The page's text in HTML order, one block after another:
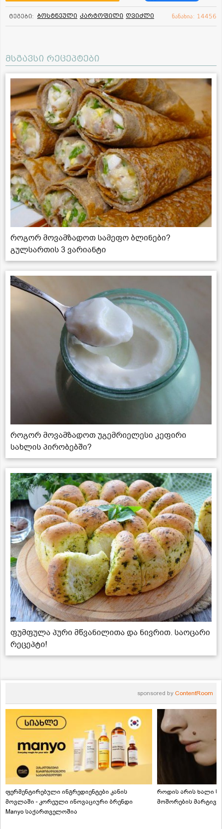
ტეგები: ბოსტნეული კარტოფილი ღვიძლი ნანახია: 14456
მსგავსი რეცეპტები
როგორ მოვამზადოთ სამეფო ბლინები?
გულსართის 3 ვარიანტი
როგორ მოვამზადოთ უგემრიელესი კეფირი
სახლის პირობებში?
ფუმფულა პური მწვანილითა და ნივრით. საოცარი
რეცეპტი!
sponsored by ContentRoom
ფერმენტირებული ინგრედიენტები კანის
მოვლაში - კორეული ინოვაციური ბრენდი
Manyo საქართველოშია
როდის არის ხალი
მოშორების